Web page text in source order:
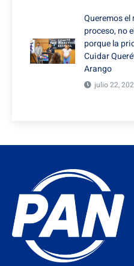
Queremos el
proceso, no
porque la
Cuidar
Arango
julio 22,